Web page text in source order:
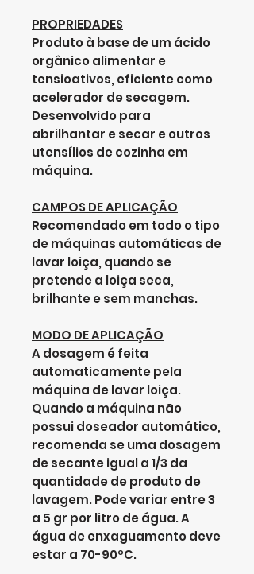
PROPRIEDADES
Produto à base de um ácido
orgânico alimentar e
tensioativos, eficiente como
acelerador de secagem.
Desenvolvido para
abrilhantar e secar e outros
utensílios de cozinha em
máquina.
CAMPOS DE APLICAÇÃO
Recomendado em todo o tipo
de máquinas automáticas de
lavar loiça, quando se
pretende a loiça seca,
brilhante e sem manchas.
MODO DE APLICAÇÃO
A dosagem é feita
automaticamente pela
máquina de lavar loiça.
Quando a máquina não
possui doseador automático,
recomenda se uma dosagem
de secante igual a 1/3 da
quantidade de produto de
lavagem. Pode variar entre 3
a 5 gr por litro de água. A
água de enxaguamento deve
estar a 70-90ºC.